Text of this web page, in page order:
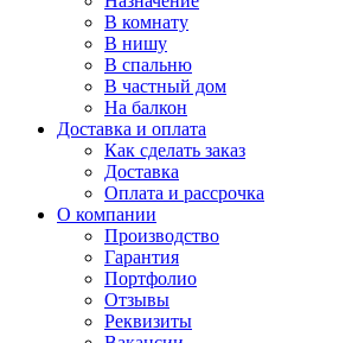
В комнату
В нишу
В спальню
В частный дом
На балкон
Доставка и оплата
Как сделать заказ
Доставка
Оплата и рассрочка
О компании
Производство
Гарантия
Портфолио
Отзывы
Реквизиты